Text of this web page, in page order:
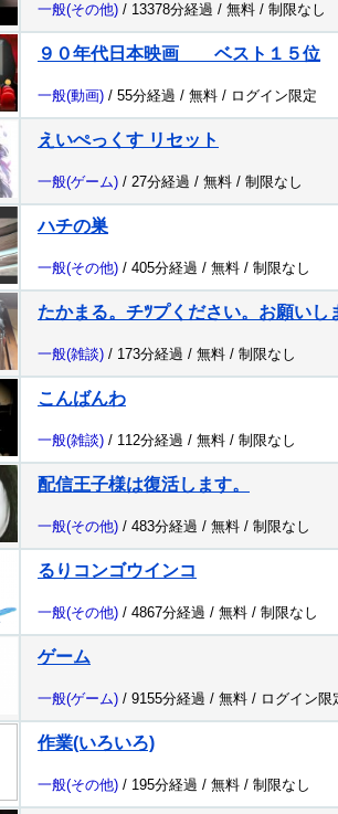
一般(その他) / 13378分経過 / 無料 / 制限なし
９０年代日本映画 ベスト１５位
一般(動画) / 55分経過 / 無料 / ログイン限定
えいぺっくす リセット
一般(ゲーム) / 27分経過 / 無料 / 制限なし
ハチの巣
一般(その他) / 405分経過 / 無料 / 制限なし
たかまる。チﾂプください。お願いし
一般(雑談) / 173分経過 / 無料 / 制限なし
こんばんわ
一般(雑談) / 112分経過 / 無料 / 制限なし
配信王子様は復活します。
一般(その他) / 483分経過 / 無料 / 制限なし
るりコンゴウインコ
一般(その他) / 4867分経過 / 無料 / 制限なし
ゲーム
一般(ゲーム) / 9155分経過 / 無料 / ログイン限
作業(いろいろ)
一般(その他) / 195分経過 / 無料 / 制限なし